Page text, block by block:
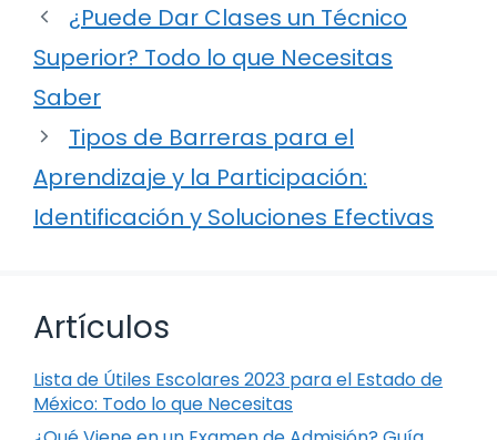
¿Puede Dar Clases un Técnico
Superior? Todo lo que Necesitas
Saber
Tipos de Barreras para el
Aprendizaje y la Participación:
Identificación y Soluciones Efectivas
Artículos
Lista de Útiles Escolares 2023 para el Estado de
México: Todo lo que Necesitas